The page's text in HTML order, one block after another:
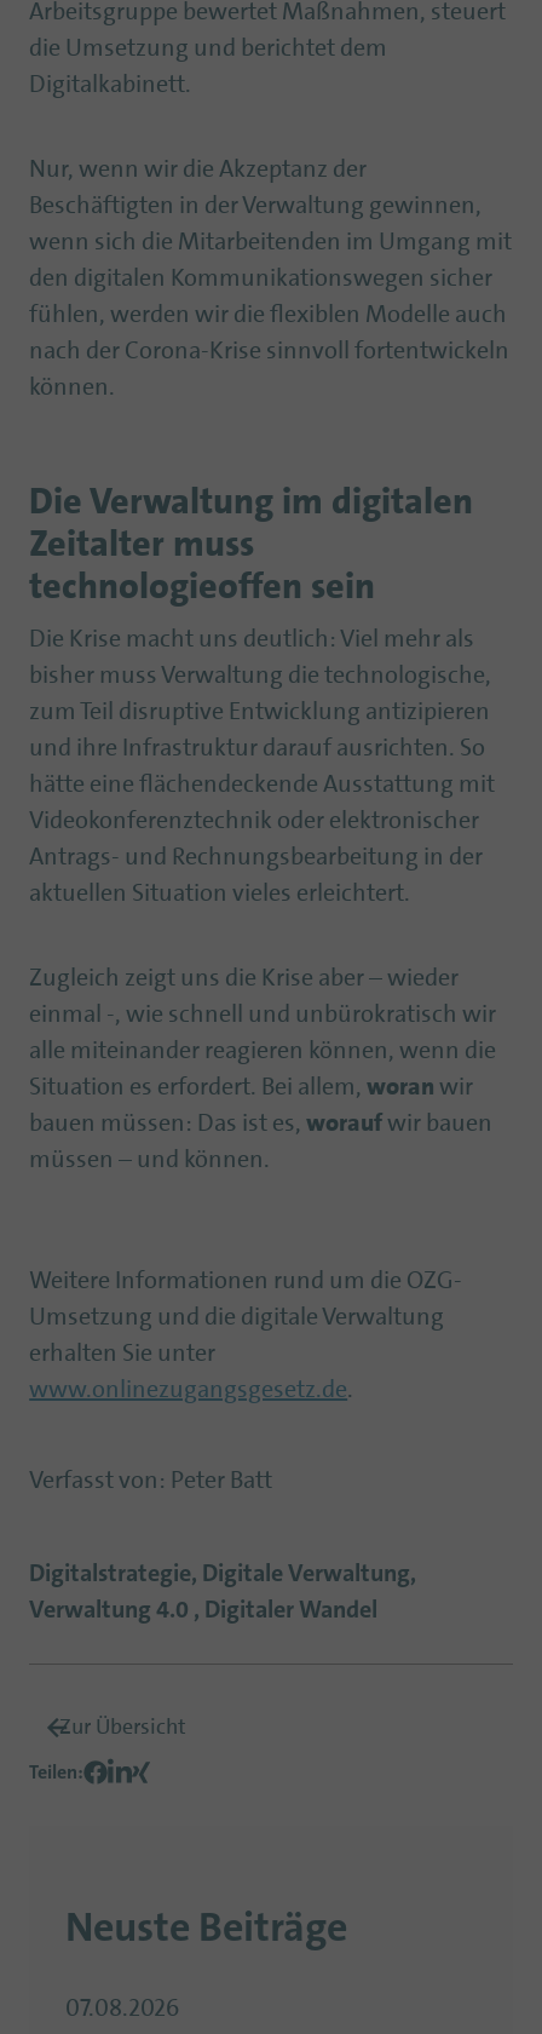
Arbeitsgruppe bewertet Maßnahmen, steuert
die Umsetzung und berichtet dem
Digitalkabinett.
Nur, wenn wir die Akzeptanz der
Beschäftigten in der Verwaltung gewinnen,
wenn sich die Mitarbeitenden im Umgang mit
den digitalen Kommunikationswegen sicher
fühlen, werden wir die flexiblen Modelle auch
nach der Corona-Krise sinnvoll fortentwickeln
können.
Die Verwaltung im digitalen
Zeitalter muss
technologieoffen sein
Die Krise macht uns deutlich: Viel mehr als
bisher muss Verwaltung die technologische,
zum Teil disruptive Entwicklung antizipieren
und ihre Infrastruktur darauf ausrichten. So
hätte eine flächendeckende Ausstattung mit
Videokonferenztechnik oder elektronischer
Antrags- und Rechnungsbearbeitung in der
aktuellen Situation vieles erleichtert.
Zugleich zeigt uns die Krise aber – wieder
einmal -, wie schnell und unbürokratisch wir
alle miteinander reagieren können, wenn die
Situation es erfordert. Bei allem,woran wir
bauen müssen: Das ist es,worauf wir bauen
müssen – und können.
Weitere Informationen rund um die OZG-
Umsetzung und die digitale Verwaltung
erhalten Sie unter
www.onlinezugangsgesetz.de.
Verfasst von : Peter Batt
Digitalstrategie, Digitale Verwaltung,
Verwaltung 4.0 , Digitaler Wandel
Zur Übersicht
Teilen:
Neuste Beiträge
07.08.2026